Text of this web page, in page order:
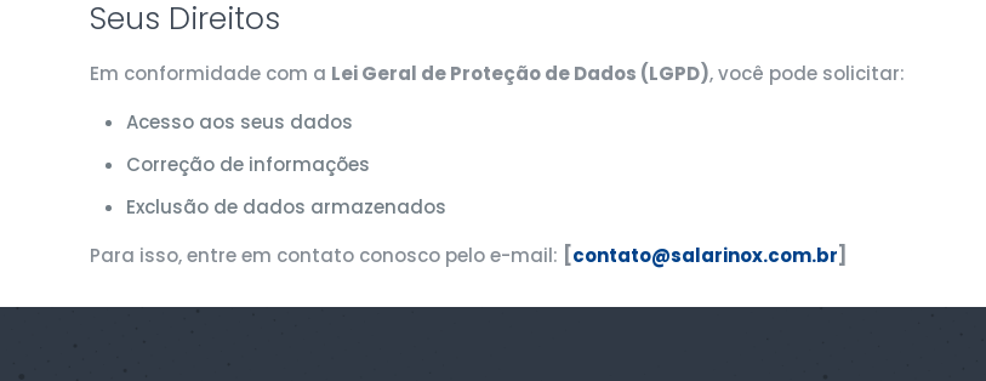
Seus Direitos
Em conformidade com a Lei Geral de Proteção de Dados (LGPD), você pode solicitar:
Acesso aos seus dados
Correção de informações
Exclusão de dados armazenados
Para isso, entre em contato conosco pelo e-mail: [contato@salarinox.com.br]